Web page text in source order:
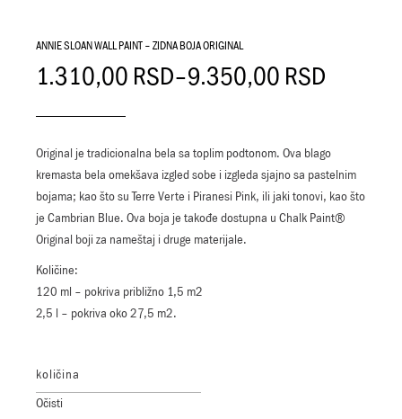
ANNIE SLOAN WALL PAINT – ZIDNA BOJA ORIGINAL
1.310,00 RSD–9.350,00 RSD
Original je tradicionalna bela sa toplim podtonom. Ova blago
kremasta bela omekšava izgled sobe i izgleda sjajno sa pastelnim
bojama; kao što su Terre Verte i Piranesi Pink, ili jaki tonovi, kao što
je Cambrian Blue. Ova boja je takođe dostupna u Chalk Paint®
Original boji za nameštaj i druge materijale.
Količine:
120 ml – pokriva približno 1,5 m2
2,5 l – pokriva oko 27,5 m2.
količina
Očisti